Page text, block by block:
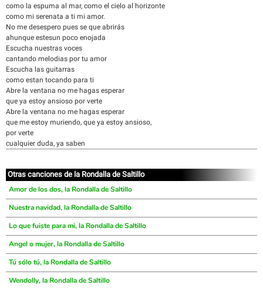
como la espuma al mar, como el cielo al horizonte
como mi serenata a ti mi amor.
No me desespero pues se que abrirás
ahunque estesun poco enojada
Escucha nuestras voces
cantando melodias por tu amor
Escucha las guitarras
como estan tocando para ti
Abre la ventana no me hagas esperar
que ya estoy ansioso por verte
Abre la ventana no me hagas esperar
que me estoy muriendo, que ya estoy ansioso,
por verte
cualquier duda, ya saben
Otras canciones de la Rondalla de Saltillo
Amor de los dos, la Rondalla de Saltillo
Nuestra navidad, la Rondalla de Saltillo
Lo que fuiste para mi, la Rondalla de Saltillo
Angel o mujer, la Rondalla de Saltillo
Tú sólo tú, la Rondalla de Saltillo
Wendolly, la Rondalla de Saltillo